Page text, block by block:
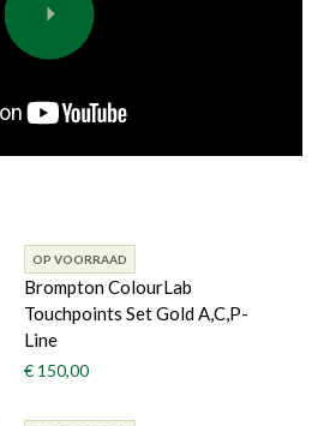
OP VOORRAAD
Brompton ColourLab
Touchpoints Set Gold A,C,P-
Line
€ 150,00